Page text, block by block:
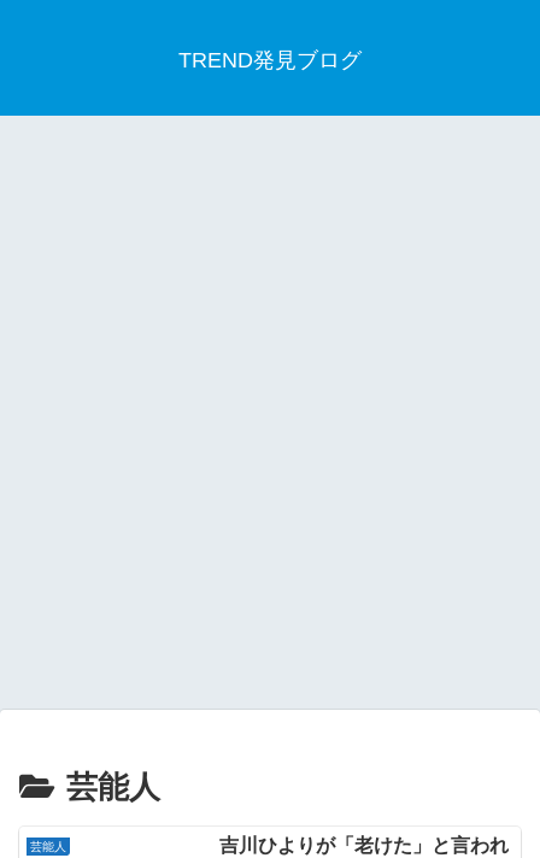
TREND発見ブログ
芸能人
芸能人
吉川ひよりが「老けた」と言われ